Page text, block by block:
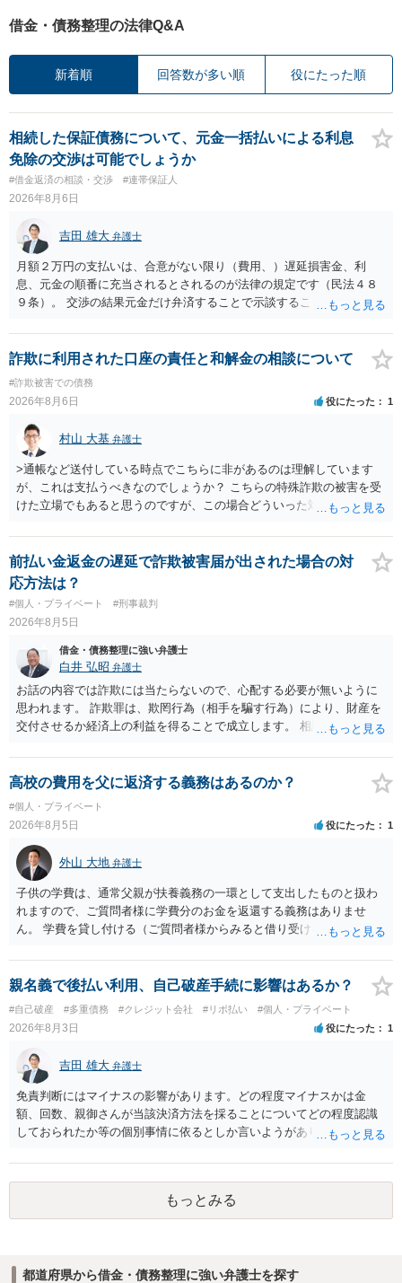
借金・債務整理の法律Q&A
新着順 回答数が多い順 役にたった順
相続した保証債務について、元金一括払いによる利息
免除の交渉は可能でしょうか
#借金返済の相談・交渉 #連帯保証人
2026年8月6日
吉田 雄大 弁護士
月額２万円の支払いは、合意がない限り（費用、）遅延損害金、利
息、元金の順番に充当されるとされるのが法律の規定です（民法４８
９条）。 交渉の結果元金だけ弁済することで示談することは、弁護士
ることには消極的なことが多いものの、お近くの弁護士にご依頼しチ
ャレンジなさる意義は十分にあると思います。
詐欺に利用された口座の責任と和解金の相談について
#詐欺被害での債務
2026年8月6日 役にたった 1
村山 大基 弁護士
>通帳など送付している時点でこちらに非があるのは理解しています
が、これは支払うべきなのでしょうか？ こちらの特殊詐欺の被害を受
けた立場でもあると思うのですが、この場合どういった対処が必要で
がいいとは思います。 そもそも、特殊詐欺関係なく旦那さんの行為
は法に触れる可能性もあります。 ＞100万を支払わず穏便に和解する
ことは可能でしょうか？ →一般的には難しいです。相談者さんも１０
０万円の被害を受けたとして、１円も払わないで和解したいと言われ
たら、 できるだけ重い刑罰を与えて欲しい、と思われるのではない
でしょうか。 ＞弁護士さんに入ってもらうことで支払額が下がること
はありますか？ そこはあり得ます、ただ、弁護士費用かけるならその
分賠償に回すことも考えられるので、 兼ね合いは考えてみましょう。
前払い金返金の遅延で詐欺被害届が出された場合の対
応方法は？
#個人・プライベート #刑事裁判
2026年8月5日
借金・債務整理に強い弁護士
白井 弘昭 弁護士
お話の内容では詐欺には当たらないので、心配する必要が無いように
思われます。 詐欺罪は、欺罔行為（相手を騙す行為）により、財産を
交付させるか経済上の利益を得ることで成立します。 相談者さんは、
ので、詐欺罪の実行行為性が無く罪に問うことはできません。 おそら
く、相手が真実を話せば警察も取り合わないと思いますが、虚偽の内
容を述べた場合は、捜査はあるかもしれません。 ただし、捜査におい
て、真実を説明すれば、「ちゃんと返しなさいよ」程度の注意で済む
ことだと思われます。 また、返せるお金が無いのであれば、返せない
のは致し方ありません。真摯に分割して支払うことを相手に告げてい
くのみでしょう。 以上、ご参考まで。
高校の費用を父に返済する義務はあるのか？
#個人・プライベート
2026年8月5日 役にたった 1
外山 大地 弁護士
子供の学費は、通常父親が扶養義務の一環として支出したものと扱わ
れますので、ご質問者様に学費分のお金を返還する義務はありませ
ん。 学費を貸し付ける（ご質問者様からみると借り受ける）といった
ょう。
親名義で後払い利用、自己破産手続に影響はあるか？
#自己破産 #多重債務 #クレジット会社 #リボ払い #個人・プライベート
2026年8月3日 役にたった 1
吉田 雄大 弁護士
免責判断にはマイナスの影響があります。どの程度マイナスかは金
額、回数、親御さんが当該決済方法を採ることについてどの程度認識
しておられたか等の個別事情に依るとしか言いようがありません。 と
なって相談し、善後策を考えることをお勧めします。
もっとみる
都道府県から借金・債務整理に強い弁護士を探す